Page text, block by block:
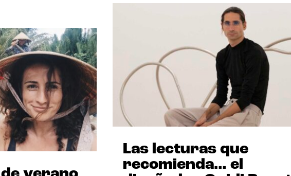
Las lecturas que
recomienda… el